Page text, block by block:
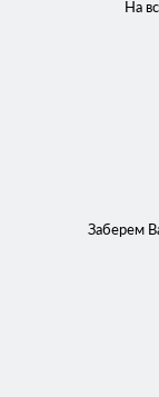
На
Заберем